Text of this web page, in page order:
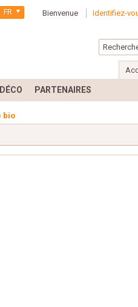
Bienvenue Identifiez-
FR
PARTENAIRES
bio